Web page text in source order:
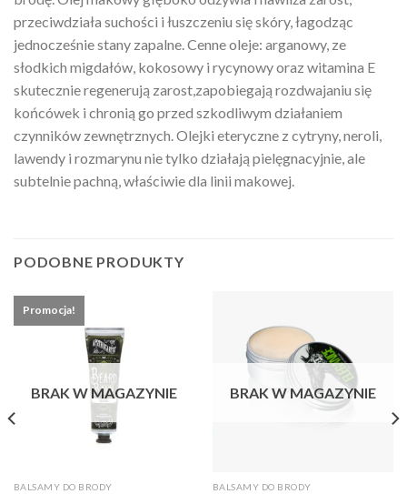
przeciwdziała suchości i łuszczeniu się skóry, łagodząc
jednocześnie stany zapalne. Cenne oleje: arganowy, ze
słodkich migdałów, kokosowy i rycynowy oraz witamina E
skutecznie regenerują zarost,zapobiegają rozdwajaniu się
końcówek i chronią go przed szkodliwym działaniem
czynników zewnętrznych. Olejki eteryczne z cytryny, neroli,
lawendy i rozmarynu nie tylko działają pielęgnacyjnie, ale
subtelnie pachną, właściwie dla linii makowej.
PODOBNE PRODUKTY
Promocja!
BRAK W MAGAZYNIE
BALSAMY DO BRODY
BRAK W MAGAZYNIE
BALSAMY DO BRODY